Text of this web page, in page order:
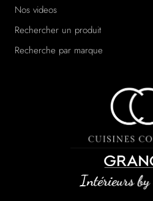
Nos videos
Rechercher un produit
Recherche par marque